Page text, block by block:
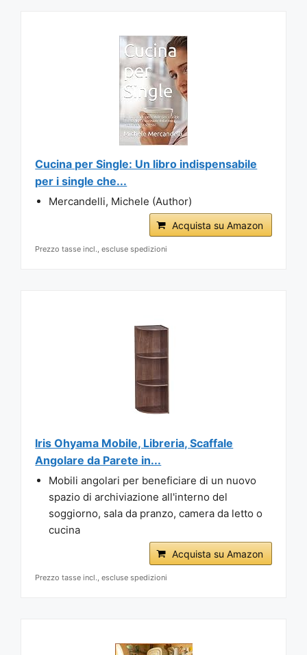
Cucina per Single: Un libro indispensabile
per i single che...
Mercandelli, Michele (Author)
Acquista su Amazon
Prezzo tasse incl., escluse spedizioni
Iris Ohyama Mobile, Libreria, Scaffale
Angolare da Parete in...
Mobili angolari per beneficiare di un nuovo
spazio di archiviazione all'interno del
soggiorno, sala da pranzo, camera da letto o
cucina
Acquista su Amazon
Prezzo tasse incl., escluse spedizioni